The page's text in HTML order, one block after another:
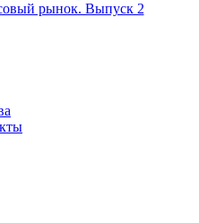
рынок. Выпуск 2